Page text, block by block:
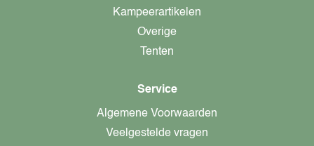
Kampeerartikelen
Overige
Tenten
Service
Algemene Voorwaarden
Veelgestelde vragen